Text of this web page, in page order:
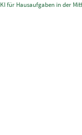
KI für Hausaufgaben in der